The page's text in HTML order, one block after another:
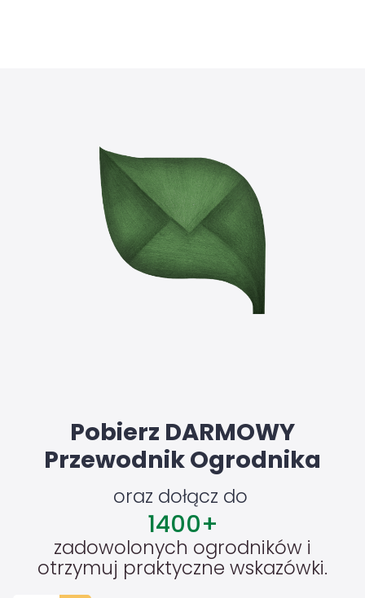
Pobierz DARMOWY
Przewodnik Ogrodnika
oraz dołącz do
zadowolonych ogrodników i
otrzymuj praktyczne wskazówki.
1400+